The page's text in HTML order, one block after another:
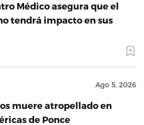
Médico asegura que el
tendrá impacto en sus
Ago 5, 2026
muere atropellado en
de Ponce